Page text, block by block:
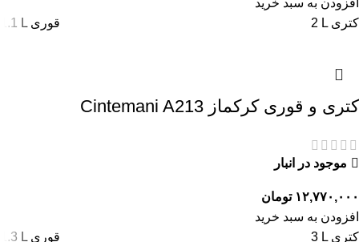
افزودن به سبد خرید
2 L کتری
1.1 L قوری
کتری و قوری کرکماز Cintemani A213
موجود در انبار
۱۲,۷۷۰,۰۰۰ تومان
افزودن به سبد خرید
3 L کتری
1.3 L قوری